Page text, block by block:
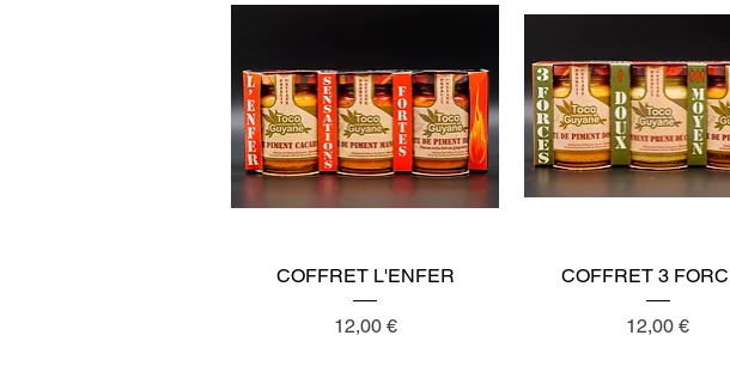
Aperçu rapide
COFFRET L'ENFER
Prix
12,00 €
Aperçu rapide
COFFRET 3
Prix
12,00 €